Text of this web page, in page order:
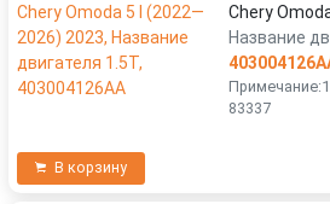
Chery
Название
83337
В корзину